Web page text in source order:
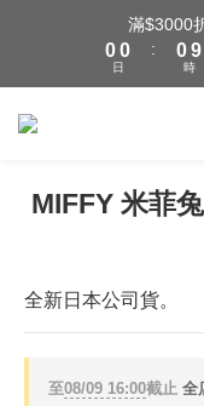
全館
滿$3000
0
1
0
日
:
1
09
8
3
時
全館
MIFFY 米菲
全新日本公司貨。
至08/09 16:00截止 全